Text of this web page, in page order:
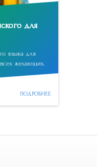
для
языка для
желающих.
ПОДРОБНЕЕ